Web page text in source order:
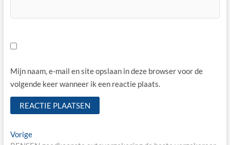
Mijn naam, e-mail en site opslaan in deze browser voor de
volgende keer wanneer ik een reactie plaats.
Bericht
VorigeVorige